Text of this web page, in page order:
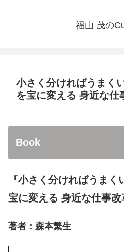
福山 茂の
小さく分ければうまく
を宝に変える 身近な仕
Book
『小さく分ければうま
宝に変える 身近な仕事改
著者：森本繁生